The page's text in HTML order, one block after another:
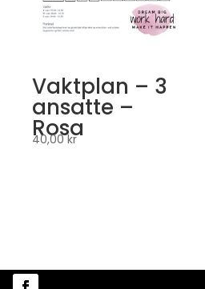
Vaktplan – 3
ansatte –
Rosa
40,00kr